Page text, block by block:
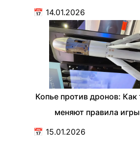
📅 14.01.2026
Копье против дронов: Как
меняют правила
📅 15.01.2026